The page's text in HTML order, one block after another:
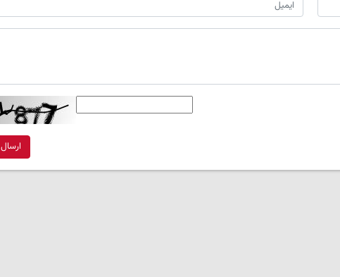
ارسال